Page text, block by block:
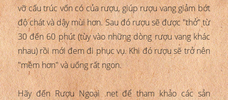
vỡ cấu trúc vốn có của rượu, giúp rượu vang giảm bớt
độ chát và dậy mùi hơn. Sau đó rượu sẽ được "thở" từ
30 đến 60 phút (tùy vào những dòng rượu vang khác
nhau) rồi mới đem đi phục vụ. Khi đó rượu sẽ trở nên
"mềm hơn" và uống rất ngon.
Hãy đến Rượu Ngoại .net để tham khảo các sản